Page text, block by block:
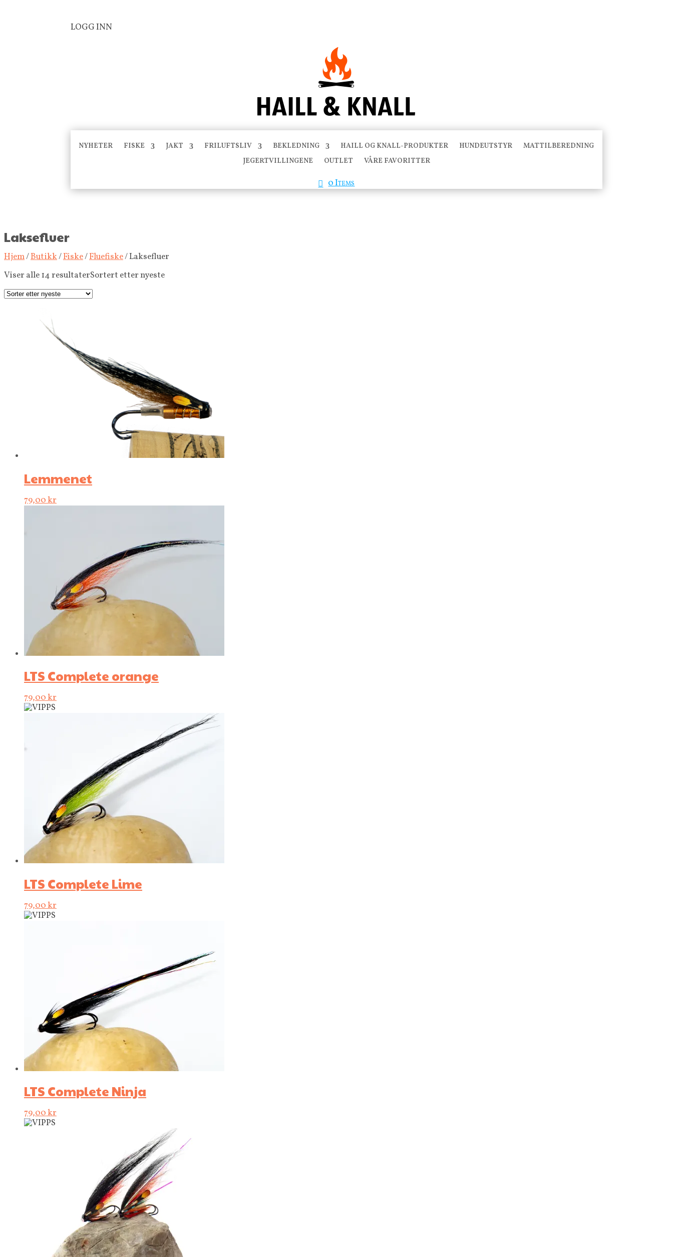
LOGG INN
NYHETER FISKE JAKT FRILUFTSLIV BEKLEDNING HAILL OG KNALL-PRODUKTER HUNDEUTSTYR
MATTILBEREDNING
JEGERTVILLINGENE
OUTLET VÅRE FAVORITTER
0 Items
Laksefluer
Hjem/Butikk/Fiske/Fluefiske/ Laksefluer
Viser alle 14 resultaterSortert etter nyeste
Lemmenet
79,00kr
LTS Complete orange
79,00kr
LTS Complete Lime
79,00kr
LTS Complete Ninja
79,00kr